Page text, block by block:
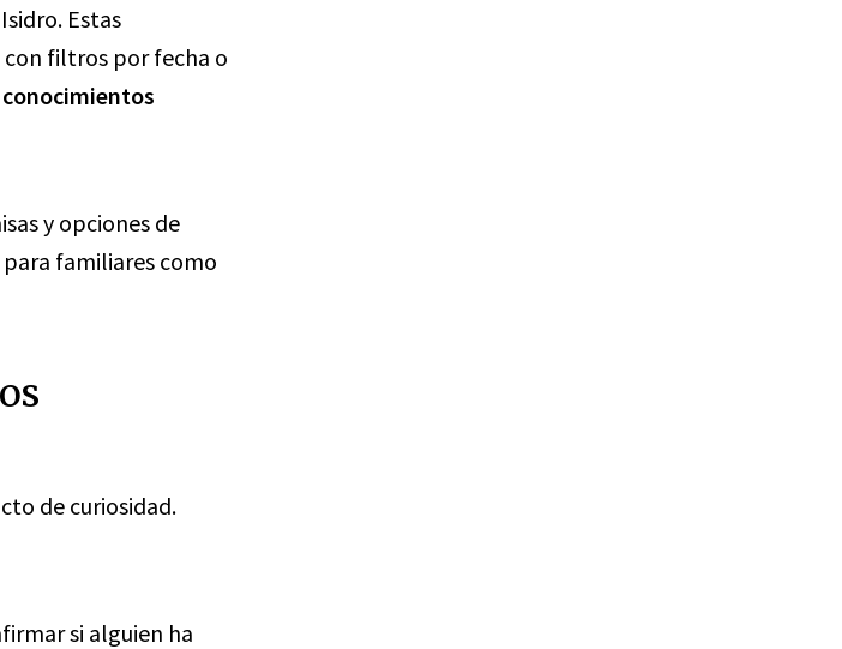
Estas
filtros por fecha o
y opciones de
familiares como
de curiosidad.
si alguien ha